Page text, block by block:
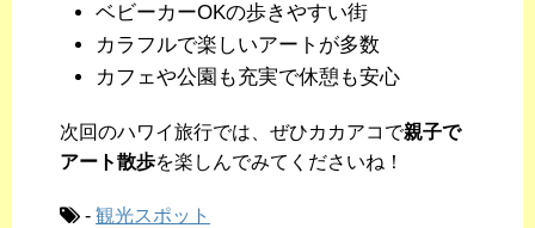
ベビーカーOKの歩きやすい街
カラフルで楽しいアートが多数
カフェや公園も充実で休憩も安心
次回のハワイ旅行では、ぜひカカアコで親子で
アート散歩を楽しんでみてくださいね！
- 観光スポット